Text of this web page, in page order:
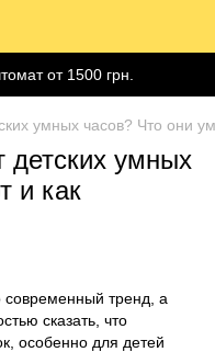
от 1500 грн.
умных часов? Что они
детских умных
и как
современный тренд, а
сказать, что
особенно для детей